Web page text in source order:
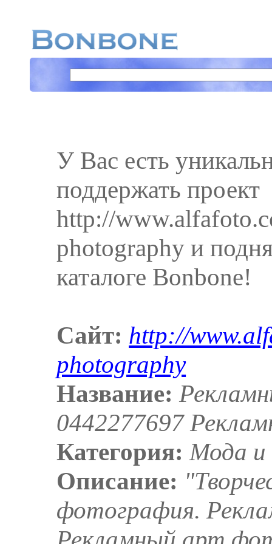
У Вас есть
поддержать проект
http://
photography и
каталоге Bonbone!
Сайт: http://
photography
Название:
0442277697
Категория: Мода и
Описание:
фотография.